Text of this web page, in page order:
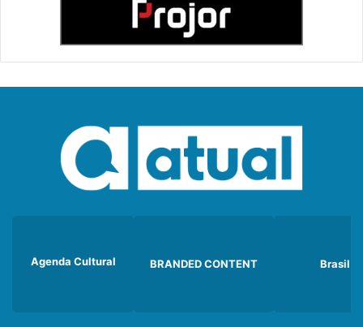
Agenda Cultural BRANDED CONTENT Brasil